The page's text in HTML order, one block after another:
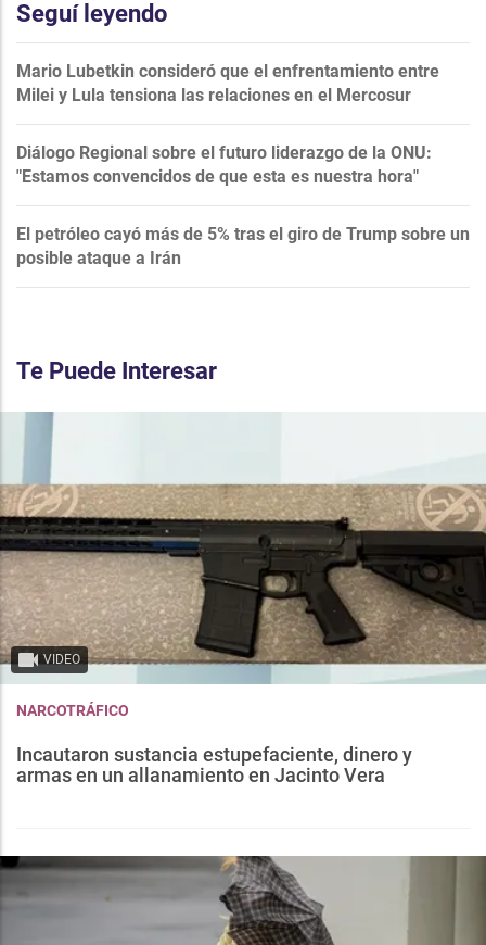
Seguí leyendo
Mario Lubetkin consideró que el enfrentamiento entre
Milei y Lula tensiona las relaciones en el Mercosur
Diálogo Regional sobre el futuro liderazgo de la ONU:
"Estamos convencidos de que esta es nuestra hora"
El petróleo cayó más de 5% tras el giro de Trump sobre un
posible ataque a Irán
Te Puede Interesar
VIDEO
NARCOTRÁFICO
Incautaron sustancia estupefaciente, dinero y
armas en un allanamiento en Jacinto Vera